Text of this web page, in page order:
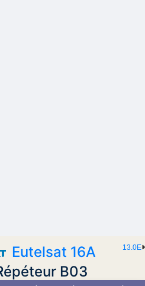
13.0E
Eutelsat 16A
B03